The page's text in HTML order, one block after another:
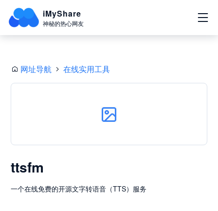
iMyShare
神秘的热心网友
网址导航 在线实用工具
ttsfm
一个在线免费的开源文字转语音（TTS）服务